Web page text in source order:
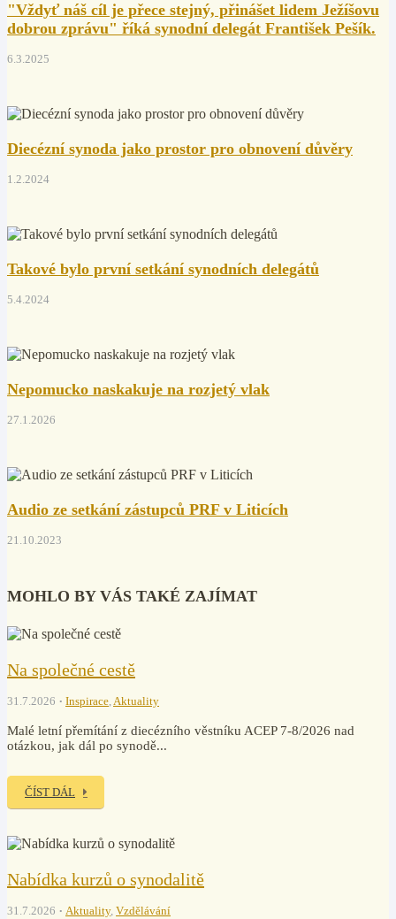
"Vždyť náš cíl je přece stejný, přinášet lidem Ježíšovu
dobrou zprávu" říká synodní delegát František Pešík.
6.3.2025
Diecézní synoda jako prostor pro obnovení důvěry
1.2.2024
Takové bylo první setkání synodních delegátů
5.4.2024
Nepomucko naskakuje na rozjetý vlak
27.1.2026
Audio ze setkání zástupců PRF v Liticích
21.10.2023
MOHLO BY VÁS TAKÉ ZAJÍMAT
Na společné cestě
31.7.2026 Inspirace,Aktuality
Malé letní přemítání z diecézního věstníku ACEP 7-8/2026 nad
otázkou, jak dál po synodě...
ČÍST DÁL
Nabídka kurzů o synodalitě
31.7.2026 Aktuality, Vzdělávání